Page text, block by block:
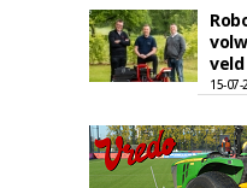
veld
15-07-